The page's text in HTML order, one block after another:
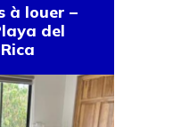
à louer –
del